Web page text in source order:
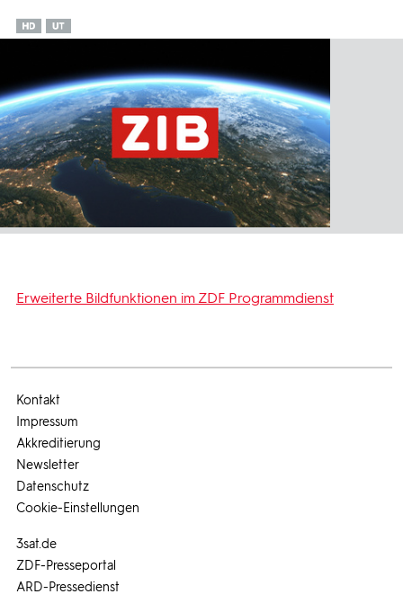
Erweiterte Bildfunktionen im ZDF Programmdienst
3sat.de
ZDF-Presseportal
ARD-Pressedienst
Kontakt
Impressum
Akkreditierung
Newsletter
Datenschutz
Cookie-Einstellungen